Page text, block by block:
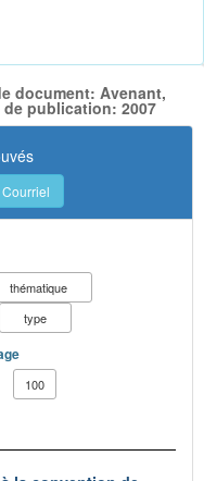
document: Avenant,
publication: 2007
Courriel
thématique
type
100